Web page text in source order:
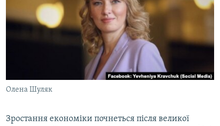
СПЕЦПРОЕКТИ
ДЕПОРТАЦІЯ
УКРАЇНСЬКА ПРОБЛЕМА КРИМУ
ІНФОГРАФІКА
ЯК ОБІЙТИ БЛОКУВАННЯ
ДОЛУЧАЙСЯ!
Олена Шуляк
Зростання економіки почнеться після великої